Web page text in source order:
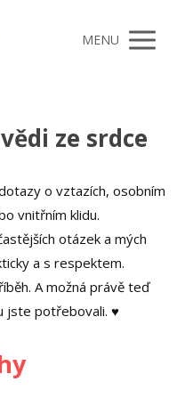
MENU
ze srdce
o vztazích, osobním
vnitřním klidu.
otázek a mých
a s respektem.
A možná právě teď
jste potřebovali. ♥